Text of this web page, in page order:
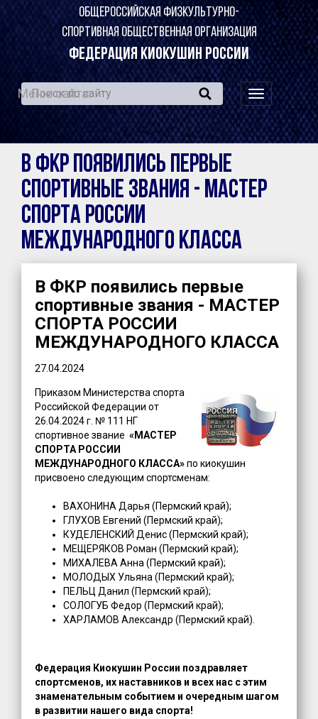
ОБЩЕРОССИЙСКАЯ ФИЗКУЛЬТУРНО-
СПОРТИВНАЯ ОБЩЕСТВЕННАЯ ОРГАНИЗАЦИЯ
ФЕДЕРАЦИЯ КИОКУШИН РОССИИ
навигация
по
сайту
Меню сайта:
В ФКР появились первые
спортивные звания - МАСТЕР
СПОРТА РОССИИ
МЕЖДУНАРОДНОГО КЛАССА
В ФКР появились первые
спортивные звания - МАСТЕР
СПОРТА РОССИИ
МЕЖДУНАРОДНОГО КЛАССА
27.04.2024
Приказом Министерства спорта
Российской Федерации от
26.04.2024 г. № 111 НГ
спортивное звание«МАСТЕР
СПОРТА РОССИИ
МЕЖДУНАРОДНОГО КЛАССА»по киокушин
присвоено следующим спортсменам:
ВАХОНИНА Дарья (Пермский край);
ГЛУХОВ Евгений (Пермский край);
КУДЕЛЕНСКИЙ Денис (Пермский край);
МЕЩЕРЯКОВ Роман (Пермский край);
МИХАЛЕВА Анна (Пермский край);
МОЛОДЫХ Ульяна (Пермский край);
ПЕЛЬЦ Данил (Пермский край);
СОЛОГУБ Федор (Пермский край);
ХАРЛАМОВ Александр (Пермский край).
Федерация Киокушин России поздравляет
спортсменов, их наставников и всех нас с этим
знаменательным событием и очередным шагом
в развитии нашего вида спорта!